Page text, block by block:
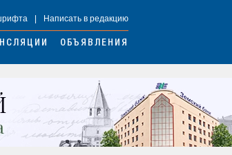
Написать в редакцию
ОБЪЯВЛЕНИЯ